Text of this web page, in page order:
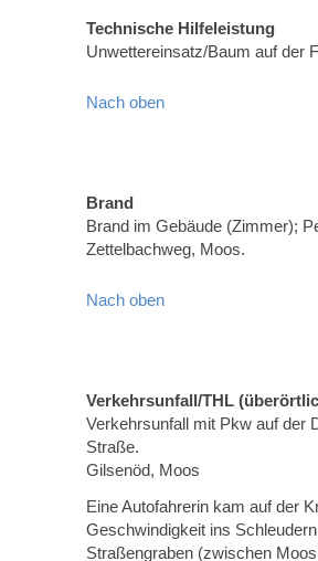
Technische Hilfeleistung
Unwettereinsatz/Baum auf der
Nach oben
Brand
Brand im Gebäude (Zimmer);
Zettelbachweg, Moos.
Nach oben
Verkehrsunfall/THL
Verkehrsunfall mit Pkw auf der
Straße.
Gilsenöd, Moos
Eine Autofahrerin kam auf der
Geschwindigkeit ins
Straßengraben (zwischen